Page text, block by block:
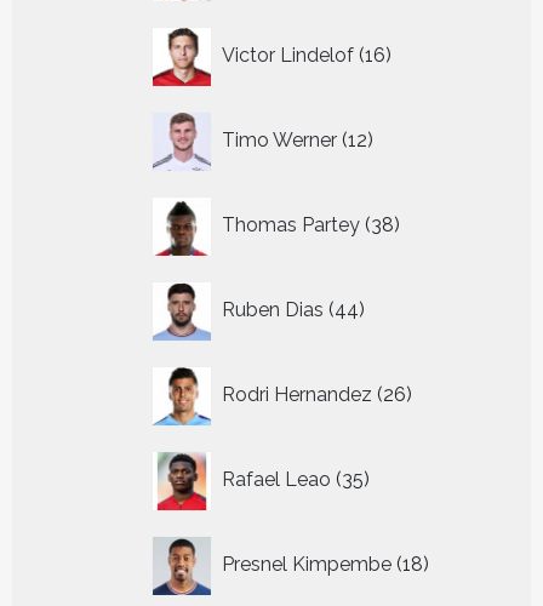
Victor Lindelof 16
producten
Timo Werner 12
producten
Thomas Partey 38
producten
Ruben Dias 44
producten
Rodri Hernandez 26
producten
Rafael Leao 35
producten
Presnel Kimpembe 18
producten